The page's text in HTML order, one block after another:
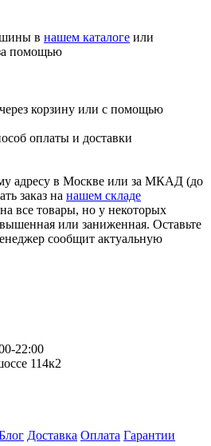
в нашем каталоге или
помощью
корзину или с помощью
оплаты и доставки
адресу в Москве или за МКАД (до
заказ на нашем складе
все товары, но у некоторых
или заниженная. Оставьте
сообщит актуальную
22:00
114к2
Доставка Оплата Гарантии